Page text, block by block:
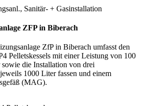
Sanitär- + Gasinstallation
ZFP in Biberach
ZfP in Biberach umfasst den
Pelletskessels mit einer Leistung von 100
sowie die Installation von drei
1000 Liter fassen und einem
(MAG).